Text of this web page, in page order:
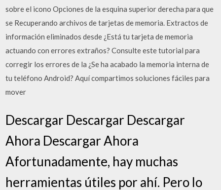
sobre el icono Opciones de la esquina superior derecha para que
se Recuperando archivos de tarjetas de memoria. Extractos de
información eliminados desde ¿Está tu tarjeta de memoria
actuando con errores extraños? Consulte este tutorial para
corregir los errores de la ¿Se ha acabado la memoria interna de
tu teléfono Android? Aquí compartimos soluciones fáciles para
mover
Descargar Descargar Descargar
Ahora Descargar Ahora
Afortunadamente, hay muchas
herramientas útiles por ahí. Pero lo